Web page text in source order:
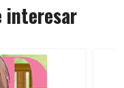
interesar